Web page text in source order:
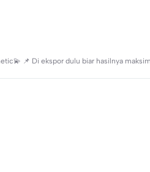
📌 Di ekspor dulu biar hasilnya